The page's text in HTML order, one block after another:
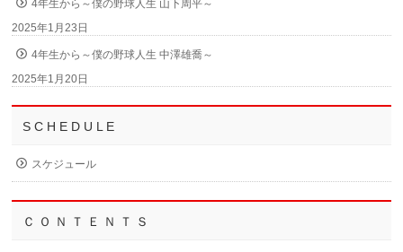
4年生から～僕の野球人生 山下周平～
2025年1月23日
4年生から～僕の野球人生 中澤雄喬～
2025年1月20日
S C H E D U L E
スケジュール
Ｃ Ｏ Ｎ Ｔ Ｅ Ｎ Ｔ Ｓ